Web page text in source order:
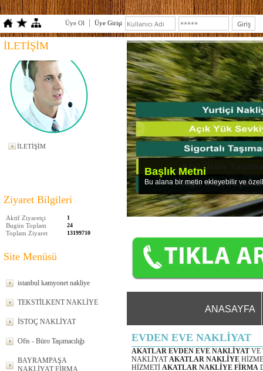
Üye Ol Üye Girişi
İLETİŞİM
İLETİŞİM
Ziyaret Bilgileri
Aktif Ziyaretçi 1
Bugün Toplam 24
Toplam Ziyaret 13199710
Site Menüsü
istanbul kamyonet nakliye
TEKSTİLKENT NAKLİYE
İSTOÇ NAKLİYAT
Ofis - Büro Taşımacılığı
BAYRAMPAŞA
NAKLİYAT FİRMA
ANASAYFA
EVDEN EVE NAKLİYAT
AKATLAR EVDEN EVE NAKLİYAT VE
NAKLİYATAKATLAR NAKLİYE
HİZMETİ AKATLAR NAKLİYE FİRMA